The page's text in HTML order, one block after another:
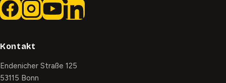
Kontakt
Endenicher Straße 125
53115 Bonn